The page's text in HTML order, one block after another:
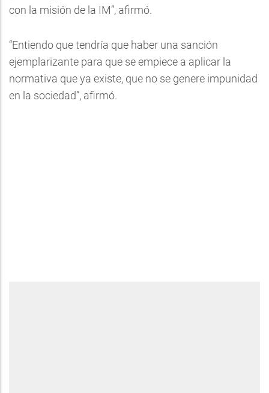
con la misión de la IM”, afirmó.
“Entiendo que tendría que haber una sanción
ejemplarizante para que se empiece a aplicar la
normativa que ya existe, que no se genere impunidad
en la sociedad”, afirmó.